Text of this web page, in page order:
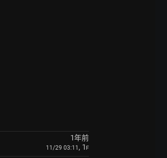
1年前
11/29 03:11 , 1 F